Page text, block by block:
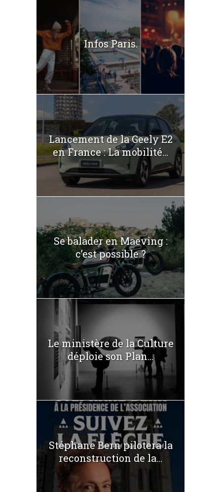
Infos Paris.
Lancement de la Geely E2
en France : La mobilité...
Se balader en Maeving :
c’est possible ?
Le ministère de la Culture
déploie son Plan...
Stéphane Bern pilotera la
reconstruction de la...